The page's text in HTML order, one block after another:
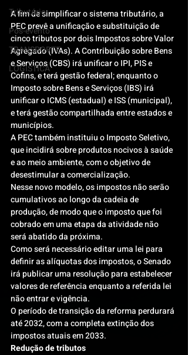
Tributário
Pós-evento
TRANSPORTE
LOGISTICA
A fim de simplificar o sistema tributário, a
PEC prevê a unificação e substituição de
cinco tributos por dois Impostos sobre Valor
Agregado (IVAs). A Contribuição sobre Bens
e Serviços (CBS) irá unificar o IPI, PIS e
Cofins, e terá gestão federal; enquanto o
Imposto sobre Bens e Serviços (IBS) irá
unificar o ICMS (estadual) e ISS (municipal),
e terá gestão compartilhada entre estados e
municípios.
A PEC também instituiu o Imposto Seletivo,
que incidirá sobre produtos nocivos à saúde
e ao meio ambiente, com o objetivo de
desestimular a comercialização.
Nesse novo modelo, os impostos não serão
cumulativos ao longo da cadeia de
produção, de modo que o imposto que foi
cobrado em uma etapa da atividade não
será abatido da próxima.
Como será necessário editar uma lei para
definir as alíquotas dos impostos, o Senado
irá publicar uma resolução para estabelecer
valores de referência enquanto a referida lei
não entrar e vigência.
O período de transição da reforma perdurará
até 2032, com a completa extinção dos
impostos atuais em 2033.
Redução de tributos